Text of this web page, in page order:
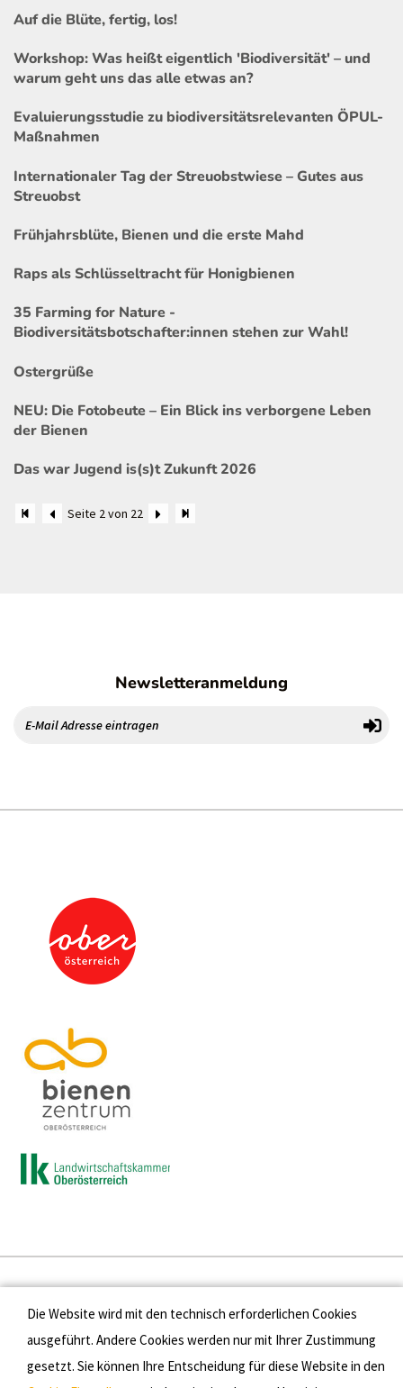
Auf die Blüte, fertig, los!
Workshop: Was heißt eigentlich 'Biodiversität' – und
warum geht uns das alle etwas an?
Evaluierungsstudie zu biodiversitätsrelevanten ÖPUL-
Maßnahmen
Internationaler Tag der Streuobstwiese – Gutes aus
Streuobst
Frühjahrsblüte, Bienen und die erste Mahd
Raps als Schlüsseltracht für Honigbienen
35 Farming for Nature -
Biodiversitätsbotschafter:innen stehen zur Wahl!
Ostergrüße
NEU: Die Fotobeute – Ein Blick ins verborgene Leben
der Bienen
Das war Jugend is(s)t Zukunft 2026
Seite 2 von 22
Newsletteranmeldung
Presse
Kontakt
Datenschutz
Die Website wird mit den technisch erforderlichen Cookies
ausgeführt. Andere Cookies werden nur mit Ihrer Zustimmung
gesetzt. Sie können Ihre Entscheidung für diese Website in den